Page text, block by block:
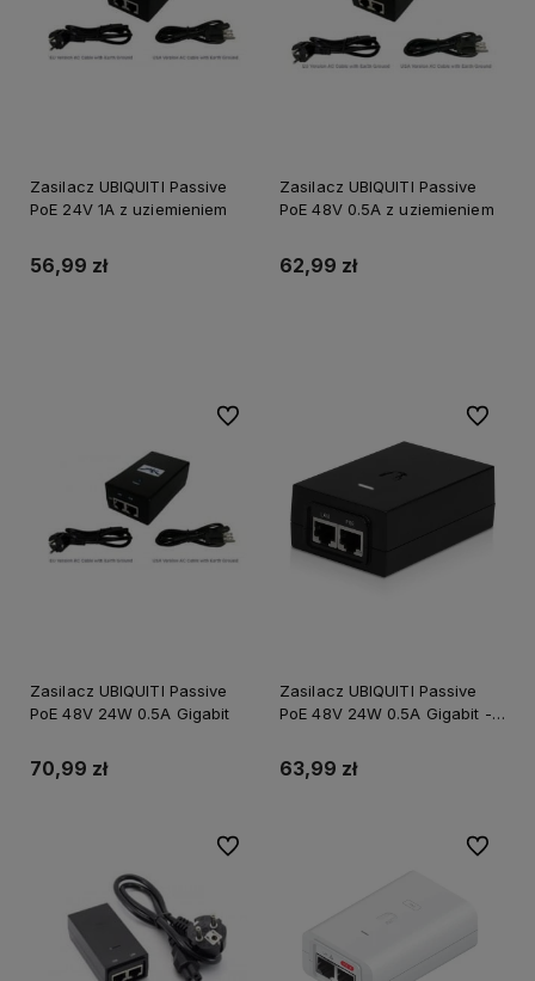
Zasilacz UBIQUITI Passive
PoE 24V 1A z uziemieniem
56,99 zł
Zasilacz UBIQUITI Passive
PoE 48V 0.5A z uziemieniem
62,99 zł
Zasilacz UBIQUITI Passive
PoE 48V 24W 0.5A Gigabit
70,99 zł
Do ulubionych
Zasilacz UBIQUITI Passive
PoE 48V 24W 0.5A Gigabit -
63,99 zł
Do
Do ulubionych Do